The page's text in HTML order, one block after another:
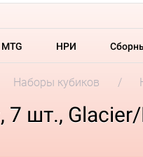
MTG НРИ
Наборы кубиков
7 шт.,